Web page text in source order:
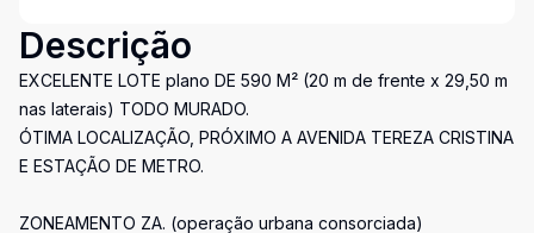
Descrição
EXCELENTE LOTE plano DE 590 M² (20 m de frente x 29,50 m
nas laterais) TODO MURADO.
ÓTIMA LOCALIZAÇÃO, PRÓXIMO A AVENIDA TEREZA CRISTINA
E ESTAÇÃO DE METRO.
ZONEAMENTO ZA. (operação urbana consorciada)